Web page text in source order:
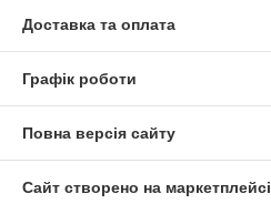
Доставка та оплата
Графік роботи
Повна версія сайту
Сайт створено на маркетплейсі